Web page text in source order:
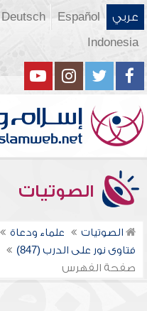
عربي Español
Deutsch
Indonesia
الصوتيات
الصوتيات علماء ودعاة
فتاوى نور على الدرب (847)
صفحة الفهرس